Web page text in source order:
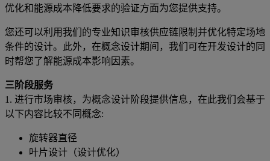
优化和能源成本降低要求的验证方面为您提供支持。
您还可以利用我们的专业知识审核供应链限制并优化特定场地
条件的设计。此外，在概念设计期间，我们可在开发设计的同
时帮您了解能源成本影响因素。
三阶段服务
1. 进行市场审核，为概念设计阶段提供信息，在此我们会基于
以下内容比较不同概念:
旋转器直径
叶片设计（设计优化）